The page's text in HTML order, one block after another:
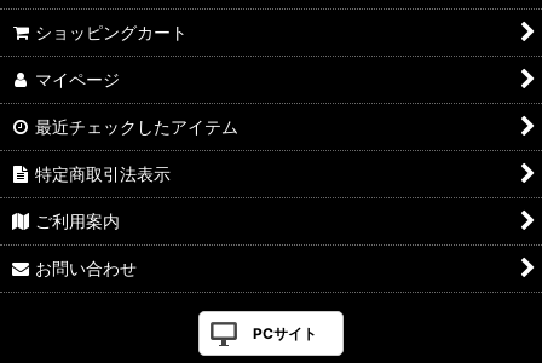
ショッピングカート
マイページ
最近チェックしたアイテム
特定商取引法表示
ご利用案内
お問い合わせ
PCサイト